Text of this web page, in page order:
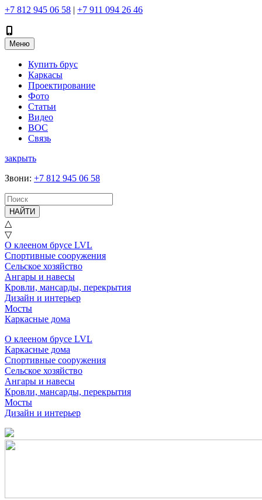
+7 812 945 06 58 | +7 911 094 26 46
Меню
Купить брус
Каркасы
Проектирование
Фото
Статьи
Видео
ВОС
Связь
закрыть
Звони: +7 812 945 06 58
НАЙТИ
△
▽
О клееном брусе LVL
Спортивные сооружения
Сельское хозяйство
Ангары и навесы
Кровли, мансарды, перекрытия
Дизайн и интерьер
Мосты
Каркасные дома
О клееном брусе LVL
Каркасные дома
Спортивные сооружения
Сельское хозяйство
Ангары и навесы
Кровли, мансарды, перекрытия
Мосты
Дизайн и интерьер